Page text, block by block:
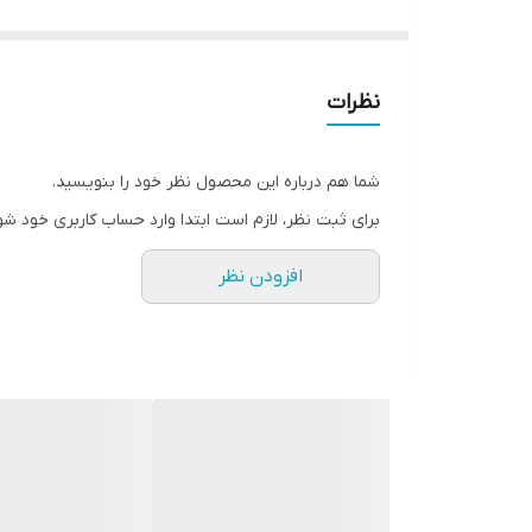
نظرات
شما هم درباره این محصول نظر خود را بنویسید.
برای ثبت نظر، لازم است ابتدا وارد حساب کاربری خود
افزودن نظر